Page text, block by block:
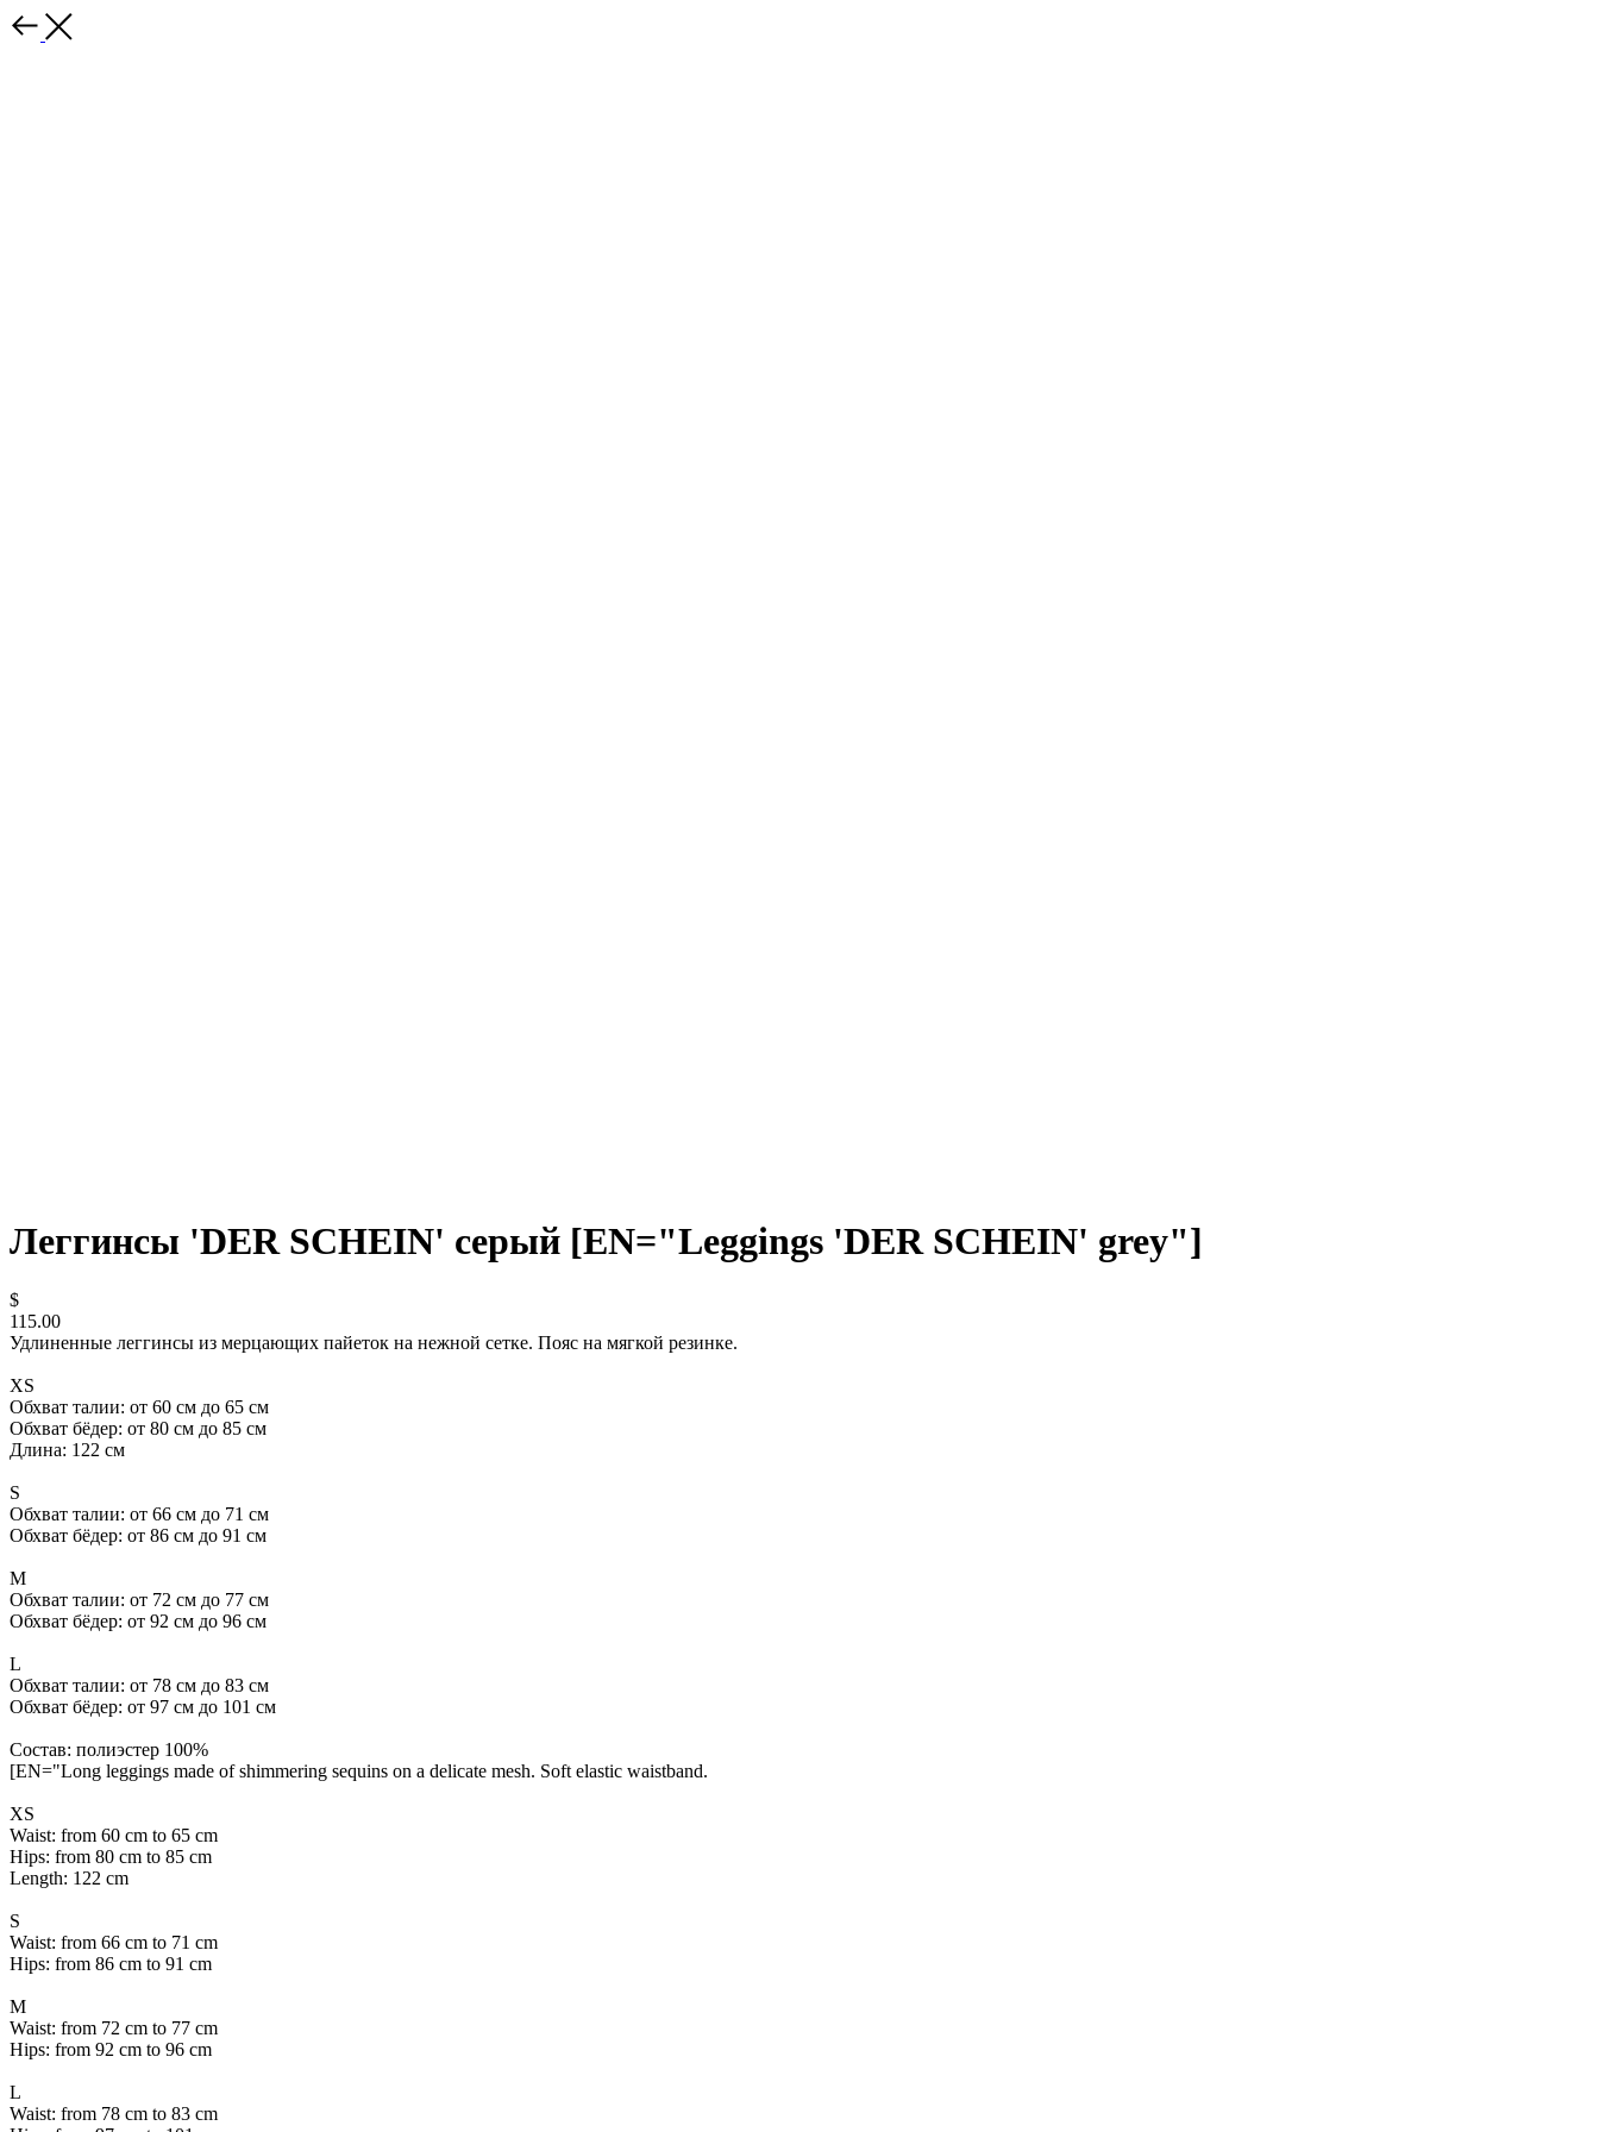
Леггинсы 'DER SCHEIN' серый [EN="Leggings 'DER SCHEIN' grey"]
$
115.00
Удлиненные леггинсы из мерцающих пайеток на нежной сетке. Пояс на мягкой резинке.
ХS
Обхват талии: от 60 см до 65 см
Обхват бёдер: от 80 см до 85 см
Длина: 122 см
S
Обхват талии: от 66 см до 71 см
Обхват бёдер: от 86 см до 91 см
M
Обхват талии: от 72 см до 77 см
Обхват бёдер: от 92 см до 96 см
L
Обхват талии: от 78 см до 83 см
Обхват бёдер: от 97 см до 101 см
Состав: полиэстер 100%
[EN="Long leggings made of shimmering sequins on a delicate mesh. Soft elastic waistband.
ХS
Waist: from 60 cm to 65 cm
Hips: from 80 cm to 85 cm
Length: 122 cm
S
Waist: from 66 cm to 71 cm
Hips: from 86 cm to 91 cm
M
Waist: from 72 cm to 77 cm
Hips: from 92 cm to 96 cm
L
Waist: from 78 cm to 83 cm